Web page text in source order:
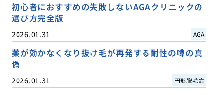
初心者におすすめの失敗しないAGAクリニックの
選び方完全版
2026.01.31 AGA
薬が効かなくなり抜け毛が再発する耐性の噂の真
偽
2026.01.31 円形脱毛症